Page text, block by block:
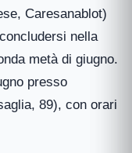
Caresanablot)
nella
metà di giugno.
presso
89), con orari